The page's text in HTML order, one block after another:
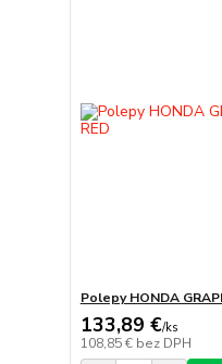
Polepy HONDA
133,89 €/ks
108,85 € bez DPH